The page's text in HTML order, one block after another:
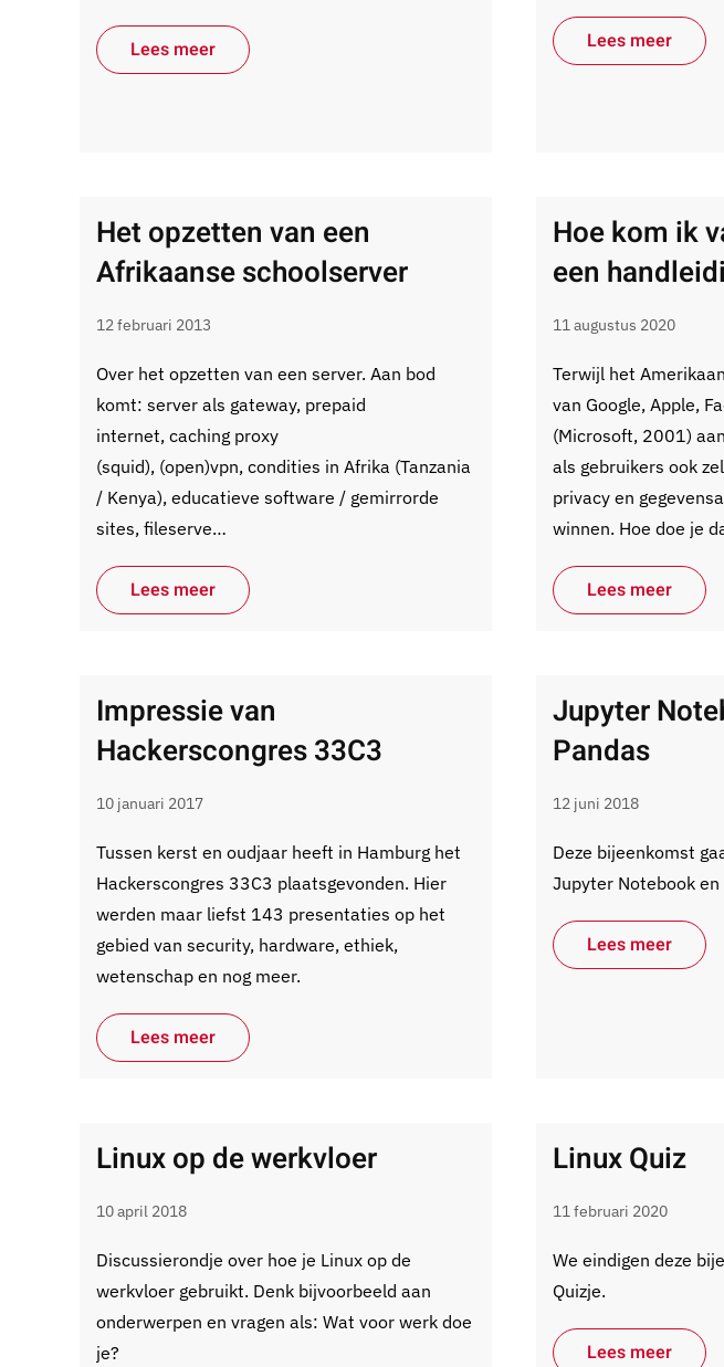
Lees meer Lees meer
Het opzetten van een
Afrikaanse schoolserver
12 februari 2013
Over het opzetten van een server. Aan bod
komt: server als gateway, prepaid
internet, caching proxy
(squid), (open)vpn, condities in Afrika (Tanzania
/ Kenya), educatieve software / gemirrorde
sites, fileserve…
Lees meer
Hoe kom ik
een
11 augustus 2020
Terwijl het
van Google, Apple,
(Microsoft, 2001)
als gebruikers ook
privacy en
winnen. Hoe doe je
Lees meer
Impressie van
Hackerscongres 33C3
10 januari 2017
Tussen kerst en oudjaar heeft in Hamburg het
Hackerscongres 33C3 plaatsgevonden. Hier
werden maar liefst 143 presentaties op het
gebied van security, hardware, ethiek,
wetenschap en nog meer.
Lees meer
Jupyter
Pandas
12 juni 2018
Deze bijeenkomst
Jupyter Notebook en
Lees meer
Linux op de werkvloer
10 april 2018
Discussierondje over hoe je Linux op de
werkvloer gebruikt. Denk bijvoorbeeld aan
onderwerpen en vragen als: Wat voor werk doe
je?
Linux Quiz
11 februari 2020
We eindigen deze
Quizje.
Lees meer